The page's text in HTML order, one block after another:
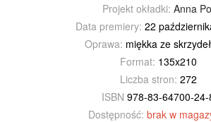
Projekt okładki: Anna
Data premiery: 22
Oprawa: miękka ze
Format: 135x210
Liczba stron: 272
ISBN 978-83-64700-24-
Dostępność: brak w